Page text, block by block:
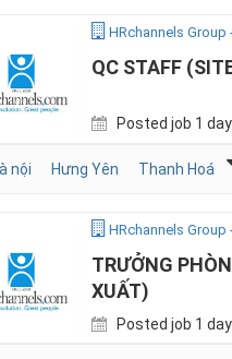
HRchannels Group
QC STAFF
Posted job 1
nội Hưng Yên Thanh Hoá
HRchannels Group
TRƯỞNG
XUẤT)
Posted job 1